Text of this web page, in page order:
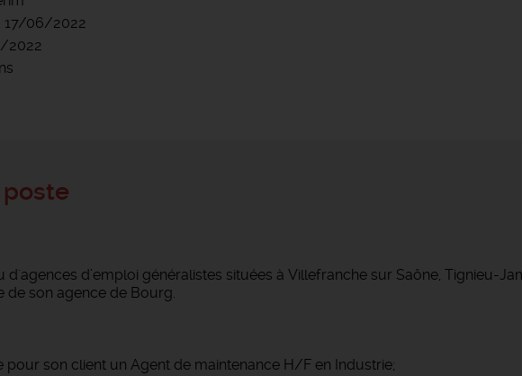
17/06/2022
2022
d'agences d’emploi généralistes situées à Villefranche sur Saône, Tignieu-
son agence de Bourg.
pour son client un Agent de maintenance H/F en Industrie;